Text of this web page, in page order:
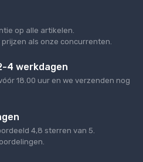
op alle artikelen.
als onze concurrenten.
4 werkdagen
18.00 uur en we verzenden nog
4,8 sterren van 5